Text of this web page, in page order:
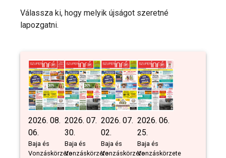
Válassza ki, hogy melyik újságot szeretné
lapozgatni.
2026. 08.
06.
Baja és
Vonzáskörzete
2026. 07.
30.
Baja és
Vonzáskörzete
2026. 07.
02.
Baja és
Vonzáskörzete
2026. 06.
25.
Baja és
Vonzáskörzete